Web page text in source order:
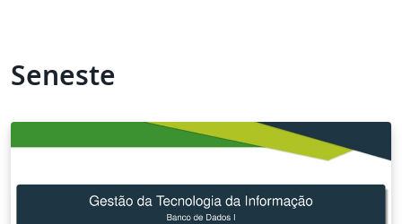
Seneste